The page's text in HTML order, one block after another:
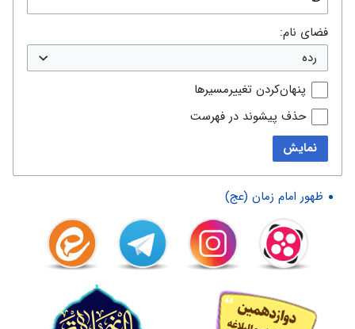
فضای نام:
رده
پنهان‌کردن تغییرمسیرها
حذف پیشوند در فهرست
نمایش
ظهور امام زمان (عج)